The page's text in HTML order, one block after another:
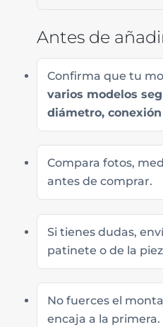
Antes de
Confirma que tu
varios modelos
diámetro,
Compara fotos,
antes de comprar.
Si tienes dudas,
patinete o de la
No fuerces el
encaja a la primera.